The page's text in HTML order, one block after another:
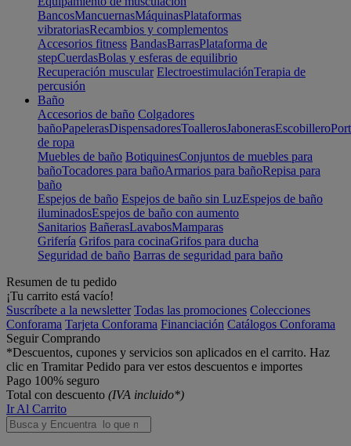
BancosMancuernasMáquinasPlataformas
vibratoriasRecambios y complementos
Accesorios fitness BandasBarrasPlataforma de
stepCuerdasBolas y esferas de equilibrio
Recuperación muscular ElectroestimulaciónTerapia de
percusión
Baño
Accesorios de baño Colgadores
bañoPapelerasDispensadoresToallerosJabonerasEscobillero
de ropa
Muebles de baño BotiquinesConjuntos de muebles para
bañoTocadores para bañoArmarios para bañoRepisa para
baño
Espejos de baño Espejos de baño sin LuzEspejos de baño
iluminadosEspejos de baño con aumento
Sanitarios BañerasLavabosMamparas
Grifería Grifos para cocinaGrifos para ducha
Seguridad de baño Barras de seguridad para baño
Resumen de tu pedido
¡Tu carrito está vacío!
Suscríbete a la newsletter Todas las promociones Colecciones
Conforama Tarjeta Conforama Financiación Catálogos Conforama
Seguir Comprando
*Descuentos, cupones y servicios son aplicados en el carrito. Haz
clic en Tramitar Pedido para ver estos descuentos e importes
Pago 100% seguro
Total con descuento (IVA incluido*)
Ir Al Carrito